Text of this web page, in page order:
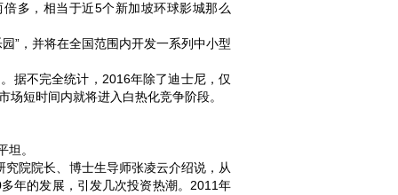
多，相当于近5个新加坡环球影城那么
”，并将在全国范围内开发一系列中小型
据不完全统计，2016年除了迪士尼，仅
短时间内就将进入白热化竞争阶段。
。
院院长、博士生导师张凌云介绍说，从
年的发展，引发几次投资热潮。2011年